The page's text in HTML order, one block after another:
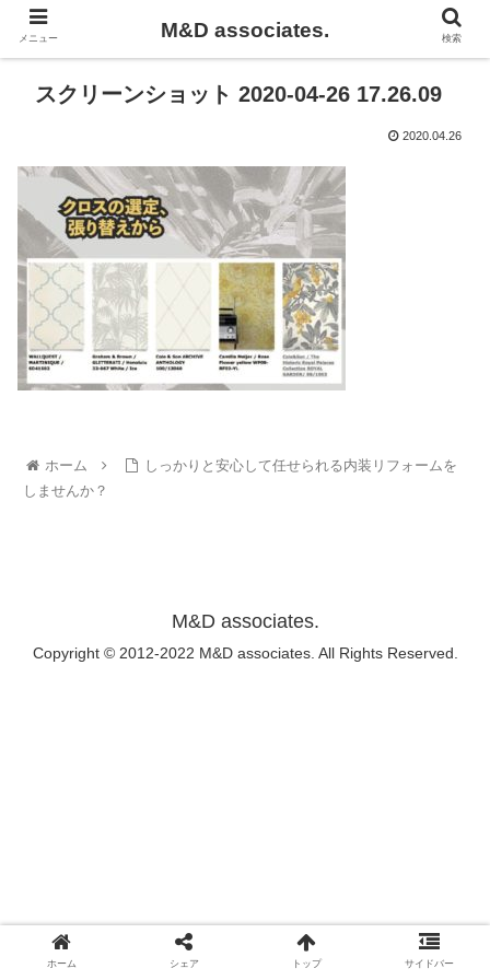
スクリーンショット 2020-04-26 17.26.09
2020.04.26
ホーム
しっかりと安心して任せられる内装リフォームを
しませんか？
M&D associates.
Copyright © 2012-2022 M&D associates. All Rights Reserved.
メニュー M&D associates. 検索
ホーム シェア トップ サイドバー